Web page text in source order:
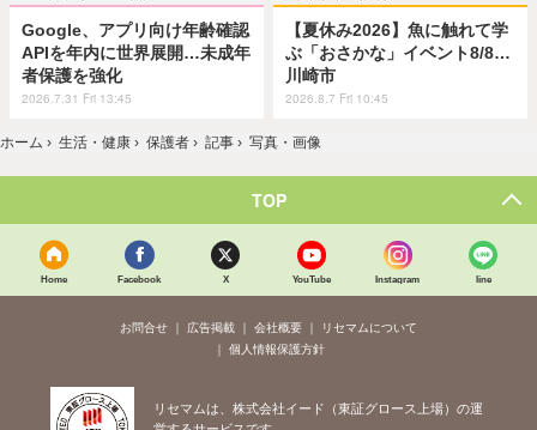
Google、アプリ向け年齢確認
APIを年内に世界展開…未成年
者保護を強化
2026.7.31 Fri 13:45
【夏休み2026】魚に触れて学
ぶ「おさかな」イベント8/8…
川崎市
2026.8.7 Fri 10:45
ホーム › 生活・健康 › 保護者 › 記事 › 写真・画像
TOP
Home Facebook X YouTube Instagram line
お問合せ 広告掲載 会社概要
リセマムについて
個人情報保護方針
リセマムは、株式会社イード（東証グロース上場）の運